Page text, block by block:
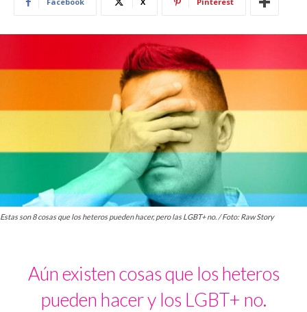
Estas son 8 cosas que los heteros pueden hacer, pero las LGBT+ no. / Foto: Raw Story
Aún existen cosas que los heteros
pueden hacer y los LGBT+ no.